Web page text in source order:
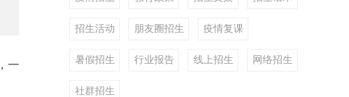
一
招生活动 朋友圈招生 疫情复课
暑假招生 行业报告 线上招生 网络招生
社群招生